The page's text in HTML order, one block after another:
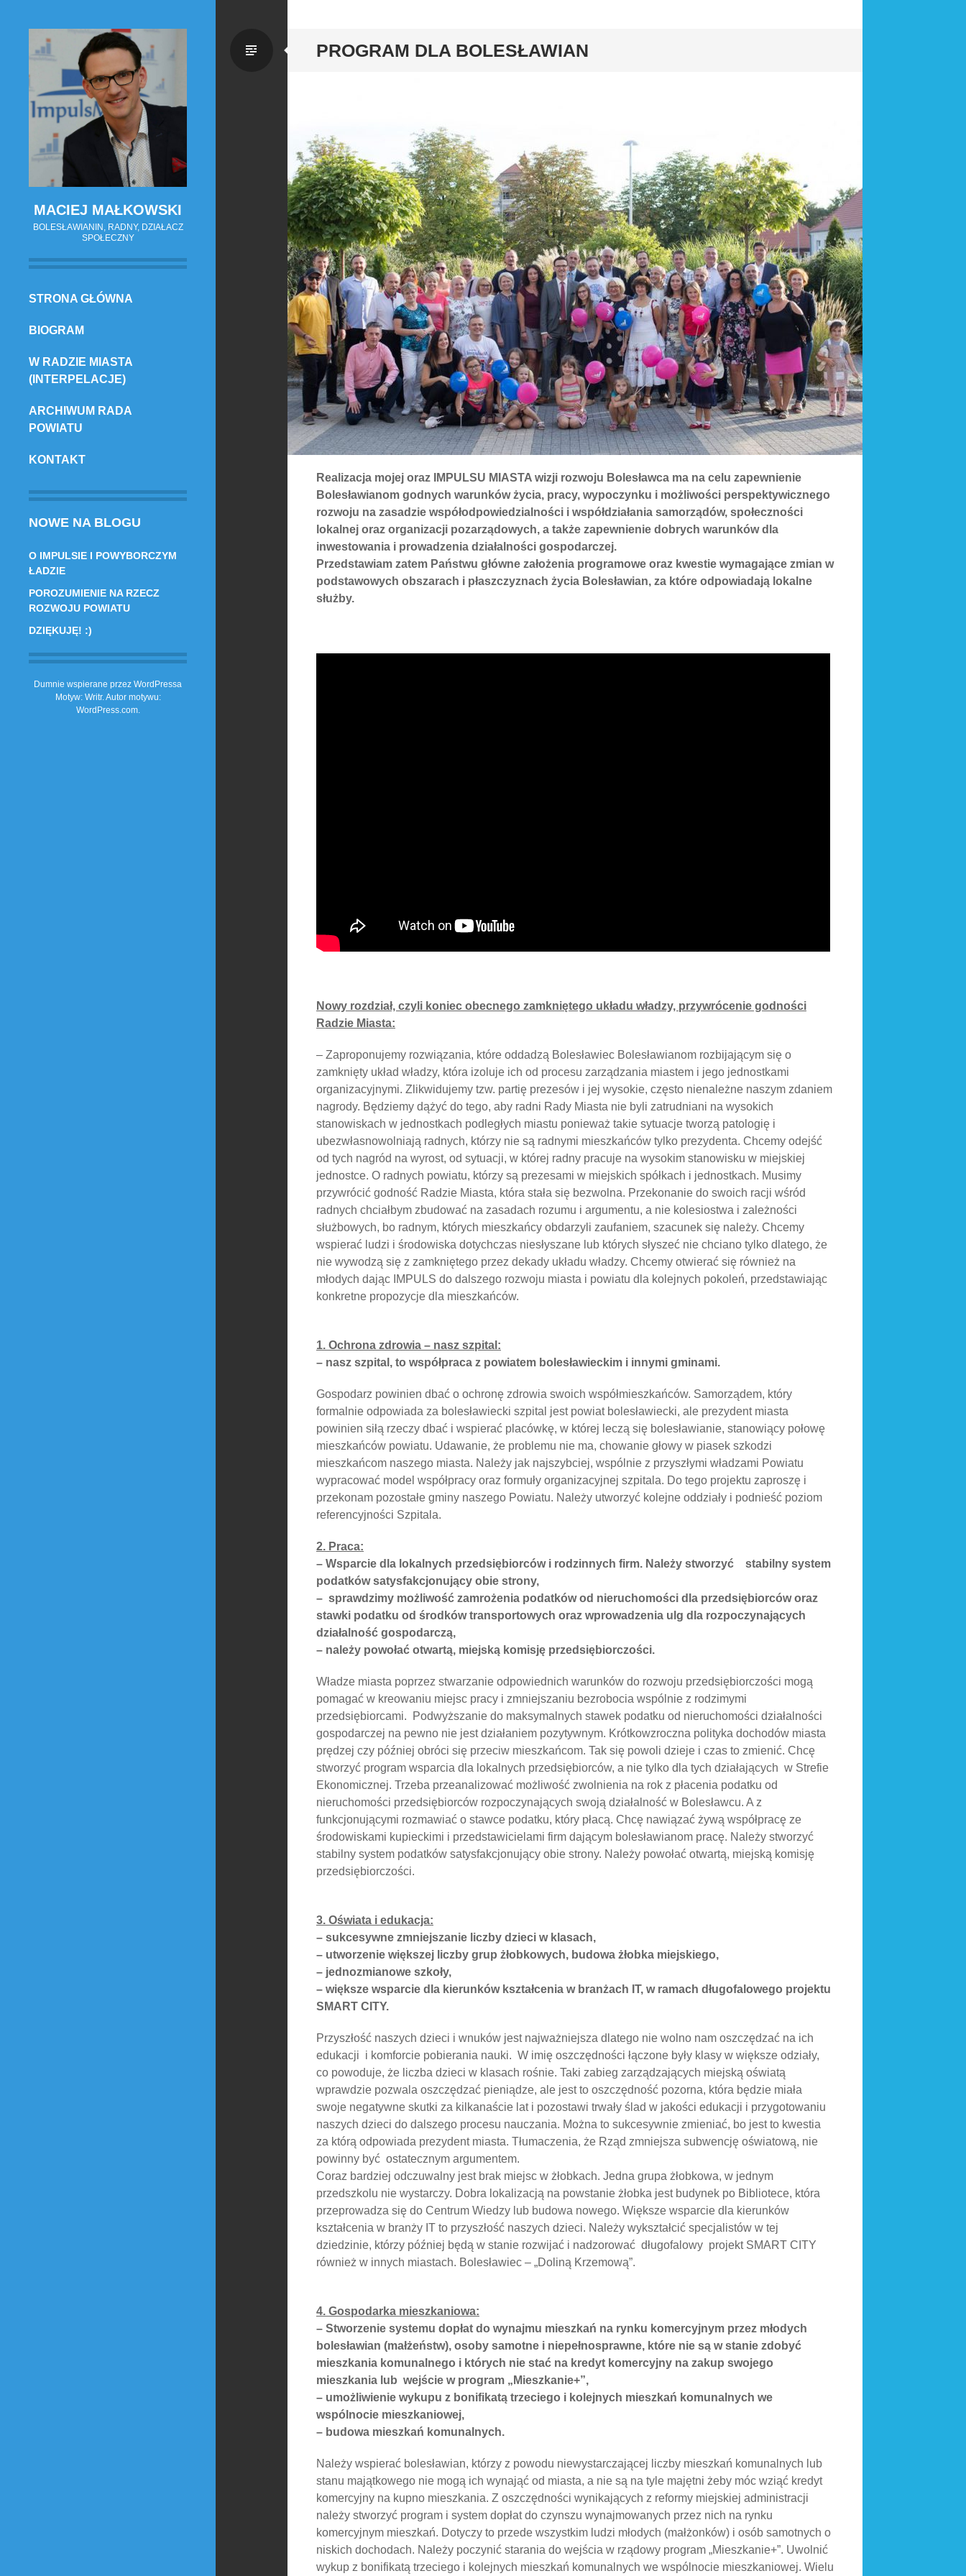
MACIEJ MAŁKOWSKI
BOLESŁAWIANIN, RADNY, DZIAŁACZ
SPOŁECZNY
PRZESKOCZ
TREŚCI
STRONA GŁÓWNA
BIOGRAM
W RADZIE MIASTA
(INTERPELACJE)
ARCHIWUM RADA
POWIATU
KONTAKT
NOWE NA BLOGU
O IMPULSIE I POWYBORCZYM
ŁADZIE
POROZUMIENIE NA RZECZ
ROZWOJU POWIATU
DZIĘKUJĘ! :)
Dumnie wspierane przez WordPressa
Motyw: Writr. Autor motywu:
WordPress.com.
PROGRAM DLA BOLESŁAWIAN
Zwykły
Realizacja mojej oraz IMPULSU MIASTA wizji rozwoju Bolesławca ma na celu zapewnienie
Bolesławianom godnych warunków życia, pracy, wypoczynku i możliwości perspektywicznego
rozwoju na zasadzie współodpowiedzialności i współdziałania samorządów, społeczności
lokalnej oraz organizacji pozarządowych, a także zapewnienie dobrych warunków dla
inwestowania i prowadzenia działalności gospodarczej.
Przedstawiam zatem Państwu główne założenia programowe oraz kwestie wymagające zmian w
podstawowych obszarach i płaszczyznach życia Bolesławian, za które odpowiadają lokalne
służby.
Nowy rozdział, czyli koniec obecnego zamkniętego układu władzy, przywrócenie godności
Radzie Miasta:
– Zaproponujemy rozwiązania, które oddadzą Bolesławiec Bolesławianom rozbijającym się o
zamknięty układ władzy, która izoluje ich od procesu zarządzania miastem i jego jednostkami
organizacyjnymi. Zlikwidujemy tzw. partię prezesów i jej wysokie, często nienależne naszym zdaniem
nagrody. Będziemy dążyć do tego, aby radni Rady Miasta nie byli zatrudniani na wysokich
stanowiskach w jednostkach podległych miastu ponieważ takie sytuacje tworzą patologię i
ubezwłasnowolniają radnych, którzy nie są radnymi mieszkańców tylko prezydenta. Chcemy odejść
od tych nagród na wyrost, od sytuacji, w której radny pracuje na wysokim stanowisku w miejskiej
jednostce. O radnych powiatu, którzy są prezesami w miejskich spółkach i jednostkach. Musimy
przywrócić godność Radzie Miasta, która stała się bezwolna. Przekonanie do swoich racji wśród
radnych chciałbym zbudować na zasadach rozumu i argumentu, a nie kolesiostwa i zależności
służbowych, bo radnym, których mieszkańcy obdarzyli zaufaniem, szacunek się należy. Chcemy
wspierać ludzi i środowiska dotychczas niesłyszane lub których słyszeć nie chciano tylko dlatego, że
nie wywodzą się z zamkniętego przez dekady układu władzy. Chcemy otwierać się również na
młodych dając IMPULS do dalszego rozwoju miasta i powiatu dla kolejnych pokoleń, przedstawiając
konkretne propozycje dla mieszkańców.
1. Ochrona zdrowia – nasz szpital:
– nasz szpital, to współpraca z powiatem bolesławieckim i innymi gminami.
Gospodarz powinien dbać o ochronę zdrowia swoich współmieszkańców. Samorządem, który
formalnie odpowiada za bolesławiecki szpital jest powiat bolesławiecki, ale prezydent miasta
powinien siłą rzeczy dbać i wspierać placówkę, w której leczą się bolesławianie, stanowiący połowę
mieszkańców powiatu. Udawanie, że problemu nie ma, chowanie głowy w piasek szkodzi
mieszkańcom naszego miasta. Należy jak najszybciej, wspólnie z przyszłymi władzami Powiatu
wypracować model współpracy oraz formuły organizacyjnej szpitala. Do tego projektu zaproszę i
przekonam pozostałe gminy naszego Powiatu. Należy utworzyć kolejne oddziały i podnieść poziom
referencyjności Szpitala.
2. Praca:
– Wsparcie dla lokalnych przedsiębiorców i rodzinnych firm. Należy stworzyć stabilny system
podatków satysfakcjonujący obie strony,
– sprawdzimy możliwość zamrożenia podatków od nieruchomości dla przedsiębiorców oraz
stawki podatku od środków transportowych oraz wprowadzenia ulg dla rozpoczynających
działalność gospodarczą,
– należy powołać otwartą, miejską komisję przedsiębiorczości.
Władze miasta poprzez stwarzanie odpowiednich warunków do rozwoju przedsiębiorczości mogą
pomagać w kreowaniu miejsc pracy i zmniejszaniu bezrobocia wspólnie z rodzimymi
przedsiębiorcami. Podwyższanie do maksymalnych stawek podatku od nieruchomości działalności
gospodarczej na pewno nie jest działaniem pozytywnym. Krótkowzroczna polityka dochodów miasta
prędzej czy później obróci się przeciw mieszkańcom. Tak się powoli dzieje i czas to zmienić. Chcę
stworzyć program wsparcia dla lokalnych przedsiębiorców, a nie tylko dla tych działających w Strefie
Ekonomicznej. Trzeba przeanalizować możliwość zwolnienia na rok z płacenia podatku od
nieruchomości przedsiębiorców rozpoczynających swoją działalność w Bolesławcu. A z
funkcjonującymi rozmawiać o stawce podatku, który płacą. Chcę nawiązać żywą współpracę ze
środowiskami kupieckimi i przedstawicielami firm dającym bolesławianom pracę. Należy stworzyć
stabilny system podatków satysfakcjonujący obie strony. Należy powołać otwartą, miejską komisję
przedsiębiorczości.
3. Oświata i edukacja:
– sukcesywne zmniejszanie liczby dzieci w klasach,
– utworzenie większej liczby grup żłobkowych, budowa żłobka miejskiego,
– jednozmianowe szkoły,
– większe wsparcie dla kierunków kształcenia w branżach IT, w ramach długofalowego projektu
SMART CITY.
Przyszłość naszych dzieci i wnuków jest najważniejsza dlatego nie wolno nam oszczędzać na ich
edukacji i komforcie pobierania nauki. W imię oszczędności łączone były klasy w większe odziały,
co powoduje, że liczba dzieci w klasach rośnie. Taki zabieg zarządzających miejską oświatą
wprawdzie pozwala oszczędzać pieniądze, ale jest to oszczędność pozorna, która będzie miała
swoje negatywne skutki za kilkanaście lat i pozostawi trwały ślad w jakości edukacji i przygotowaniu
naszych dzieci do dalszego procesu nauczania. Można to sukcesywnie zmieniać, bo jest to kwestia
za którą odpowiada prezydent miasta. Tłumaczenia, że Rząd zmniejsza subwencję oświatową, nie
powinny być ostatecznym argumentem.
Coraz bardziej odczuwalny jest brak miejsc w żłobkach. Jedna grupa żłobkowa, w jednym
przedszkolu nie wystarczy. Dobra lokalizacją na powstanie żłobka jest budynek po Bibliotece, która
przeprowadza się do Centrum Wiedzy lub budowa nowego. Większe wsparcie dla kierunków
kształcenia w branży IT to przyszłość naszych dzieci. Należy wykształcić specjalistów w tej
dziedzinie, którzy później będą w stanie rozwijać i nadzorować długofalowy projekt SMART CITY
również w innych miastach. Bolesławiec – „Doliną Krzemową”.
4. Gospodarka mieszkaniowa:
– Stworzenie systemu dopłat do wynajmu mieszkań na rynku komercyjnym przez młodych
bolesławian (małżeństw), osoby samotne i niepełnosprawne, które nie są w stanie zdobyć
mieszkania komunalnego i których nie stać na kredyt komercyjny na zakup swojego
mieszkania lub wejście w program „Mieszkanie+”,
– umożliwienie wykupu z bonifikatą trzeciego i kolejnych mieszkań komunalnych we
wspólnocie mieszkaniowej,
– budowa mieszkań komunalnych.
Należy wspierać bolesławian, którzy z powodu niewystarczającej liczby mieszkań komunalnych lub
stanu majątkowego nie mogą ich wynająć od miasta, a nie są na tyle majętni żeby móc wziąć kredyt
komercyjny na kupno mieszkania. Z oszczędności wynikających z reformy miejskiej administracji
należy stworzyć program i system dopłat do czynszu wynajmowanych przez nich na rynku
komercyjnym mieszkań. Dotyczy to przede wszystkim ludzi młodych (małżonków) i osób samotnych o
niskich dochodach. Należy poczynić starania do wejścia w rządowy program „Mieszkanie+”. Uwolnić
wykup z bonifikatą trzeciego i kolejnych mieszkań komunalnych we wspólnocie mieszkaniowej. Wielu